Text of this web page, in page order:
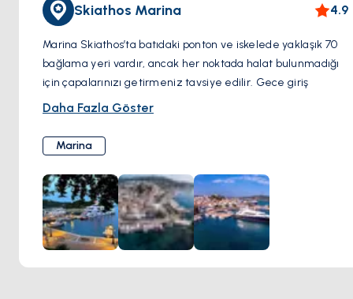
Skiathos Marina 4.9
Marina Skiathos’ta batıdaki ponton ve iskelede yaklaşık 70
bağlama yeri vardır, ancak her noktada halat bulunmadığı
için çapalarınızı getirmeniz tavsiye edilir. Gece giriş
yapmak, iyi aydınlatma sayesinde oldukça kolaydır. Elektrik
olmayabilir ve hijyenik tesis bulunmamaktadır. Yakıt,
tankerle teslim edilmektedir.
Tedarik için iskeleye yakın bir market ve biraz kuzeyde
daha büyük bir market bulunur. Güneydeki balık pazarında
ise taze deniz ürünleri satılmaktadır.
Bağlama:Halatla bağlama, kıçtan kara.
Olanaklar:Dalgıç, elektrik, yakıt istasyonu, su.
Daha Fazla Göster
Marina